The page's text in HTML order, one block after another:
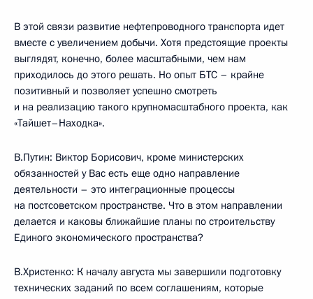
В этой связи развитие нефтепроводного транспорта идет
вместе с увеличением добычи. Хотя предстоящие проекты
выглядят, конечно, более масштабными, чем нам
приходилось до этого решать. Но опыт БТС – крайне
позитивный и позволяет успешно смотреть
и на реализацию такого крупномасштабного проекта, как
«Тайшет–Находка».
В.Путин: Виктор Борисович, кроме министерских
обязанностей у Вас есть еще одно направление
деятельности – это интеграционные процессы
на постсоветском пространстве. Что в этом направлении
делается и каковы ближайшие планы по строительству
Единого экономического пространства?
В.Христенко: К началу августа мы завершили подготовку
технических заданий по всем соглашениям, которые